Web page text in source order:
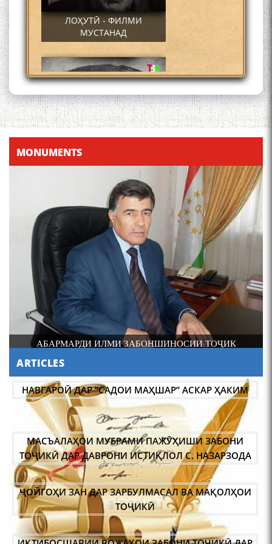
ЛОҲУТӢ - ФИЛМИ
МУСТАНАД
Қадамҷо - Лоҳутӣ
4-уми декабр- зодрӯзи
шоири абадзинда Абулқосим
Лоҳутӣ
АБУЛҚОСИМ ЛОҲУТӢ /
ABULQOSIM LOHUTY/
Что знают в Ташкенте о
Мирзо Турсунзаде, чьим
именем назвали станцию
метро?
MONUMENTS
АБАРМАРДИ ИЛМИ ЗАБОНШИНОСИИ ТОҶИК
ARTICLES
НАВГАРОӢ ДАР “САДОИ МАҲШАР” АСКАР ҲАКИМ
МАСЪАЛАҲОИ МУБРАМИ ПАЖӮҲИШИ ЗАБОНИ
ТОҶИКӢ ДАР ДАВРОНИ ИСТИҚЛОЛ С. НАЗАРЗОДА
ҶОЙГОҲИ ЗАН ДАР ЗАРБУЛМАСАЛ ВА МАҚОЛҲОИ
ТОҶИКӢ